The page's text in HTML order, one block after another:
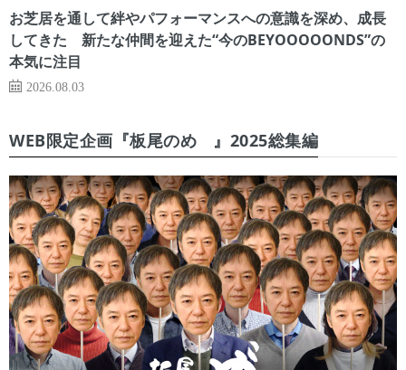
お芝居を通して絆やパフォーマンスへの意識を深め、成長
してきた 新たな仲間を迎えた“今のBEYOOOOONDS”の
本気に注目
2026.08.03
WEB限定企画『板尾のめ゙』2025総集編